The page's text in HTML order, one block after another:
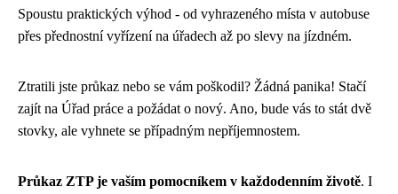
Spoustu praktických výhod - od vyhrazeného místa v autobuse
přes přednostní vyřízení na úřadech až po slevy na jízdném.
Ztratili jste průkaz nebo se vám poškodil? Žádná panika! Stačí
zajít na Úřad práce a požádat o nový. Ano, bude vás to stát dvě
stovky, ale vyhnete se případným nepříjemnostem.
Průkaz ZTP je vaším pomocníkem v každodenním životě. I